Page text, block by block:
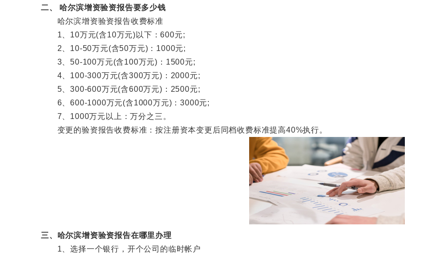
二、 哈尔滨增资验资报告要多少钱
哈尔滨增资验资报告收费标准
1、10万元(含10万元)以下：600元;
2、10-50万元(含50万元)：1000元;
3、50-100万元(含100万元)：1500元;
4、100-300万元(含300万元)：2000元;
5、300-600万元(含600万元)：2500元;
6、600-1000万元(含1000万元)：3000元;
7、1000万元以上：万分之三。
变更的验资报告收费标准：按注册资本变更后同档收费标准提高40%执行。
三、哈尔滨增资验资报告在哪里办理
1、选择一个银行，开个公司的临时帐户